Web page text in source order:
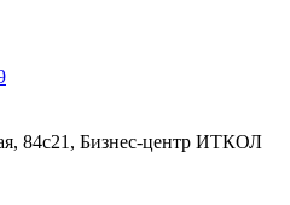
84с21, Бизнес-центр ИТКОЛ